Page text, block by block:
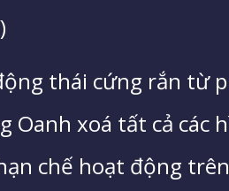
thái cứng rắn từ
Oanh xoá tất cả các
chế hoạt động